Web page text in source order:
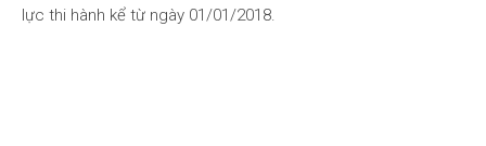
lực thi hành kể từ ngày 01/01/2018.